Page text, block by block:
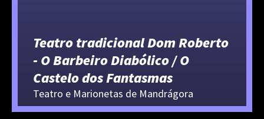
Teatro tradicional Dom Roberto
- O Barbeiro Diabólico / O
Castelo dos Fantasmas
Teatro e Marionetas de Mandrágora